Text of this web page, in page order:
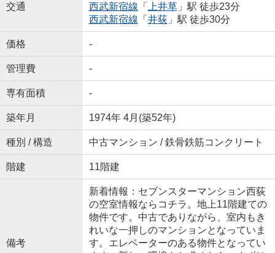
交通
西武新宿線 「 上井草」駅 徒歩23分
西武新宿線 「 井荻」駅 徒歩30分
価格 -
管理費 -
専有面積 -
築年月 1974年 4月(築52年)
種別 / 構造 中古マンション / 鉄骨鉄筋コンクリート
階建 11階建
備考
新着情報：セブンスターマンション西荻
の空室情報ならコチラ。地上11階建ての
物件です。中古でありながら、室内もき
れいな一押しのマンションとなっていま
す。エレベーターのある物件となってい